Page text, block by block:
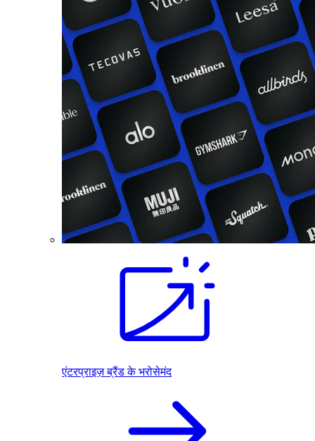
एंटरप्राइज़ ब्रैंड के भरोसेमंद